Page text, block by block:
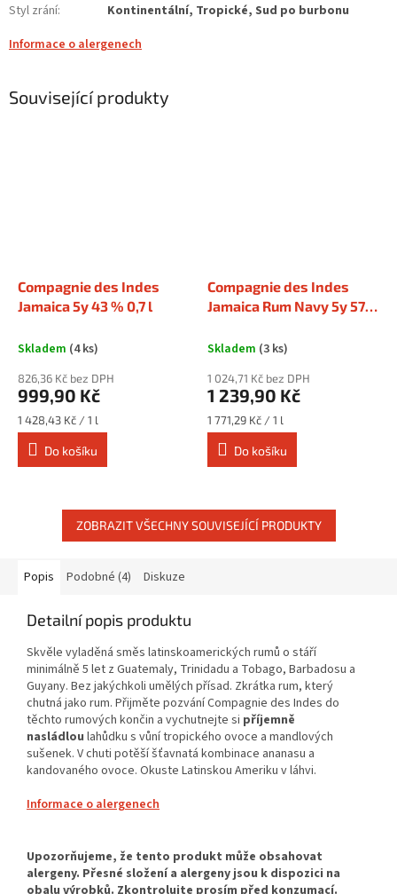
Styl zrání:
Kontinentální, Tropické, Sud po burbonu
Informace o alergenech
Související produkty
Compagnie des Indes
Jamaica 5y 43 % 0,7 l
Skladem (4 ks)
826,36 Kč bez DPH
999,90 Kč
Měrná
cena:
1 428,43 Kč / 1 l
Do košíku
Compagnie des Indes
Jamaica Rum Navy 5y 57
Skladem (3 ks)
1 024,71 Kč bez DPH
1 239,90 Kč
Měrná
cena:
1 771,29 Kč / 1 l
Do košíku
ZOBRAZIT VŠECHNY SOUVISEJÍCÍ PRODUKTY
Popis Podobné (4) Diskuze
Detailní popis produktu
Skvěle vyladěná směs latinskoamerických rumů o stáří
minimálně 5 let z Guatemaly, Trinidadu a Tobago, Barbadosu a
Guyany. Bez jakýchkoli umělých přísad. Zkrátka rum, který
chutná jako rum. Přijměte pozvání Compagnie des Indes do
těchto rumových končin a vychutnejte si příjemně
nasládlou lahůdku s vůní tropického ovoce a mandlových
sušenek. V chuti potěší šťavnatá kombinace ananasu a
kandovaného ovoce. Okuste Latinskou Ameriku v láhvi.
Informace o alergenech